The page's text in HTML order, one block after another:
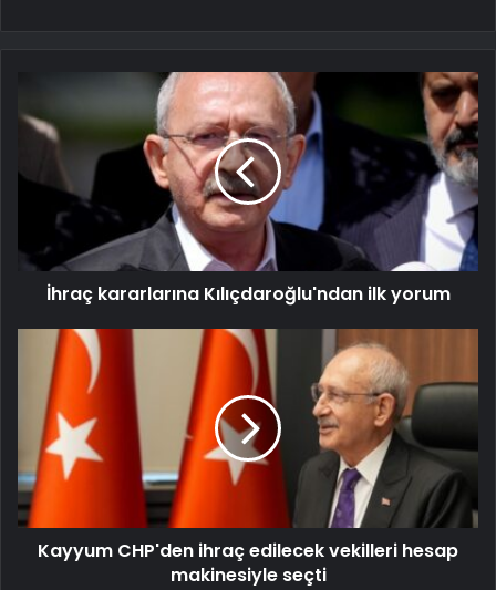
İhraç kararlarına Kılıçdaroğlu'ndan ilk yorum
Kayyum CHP'den ihraç edilecek vekilleri hesap
makinesiyle seçti